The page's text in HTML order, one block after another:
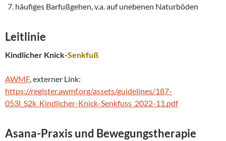
häufiges Barfußgehen, v.a. auf unebenen Naturböden
Leitlinie
Kindlicher Knick-Senkfuß
AWMF, externer Link:
https://register.awmf.org/assets/guidelines/187-
053l_S2k_Kindlicher-Knick-Senkfuss_2022-11.pdf
Asana-Praxis und Bewegungstherapie